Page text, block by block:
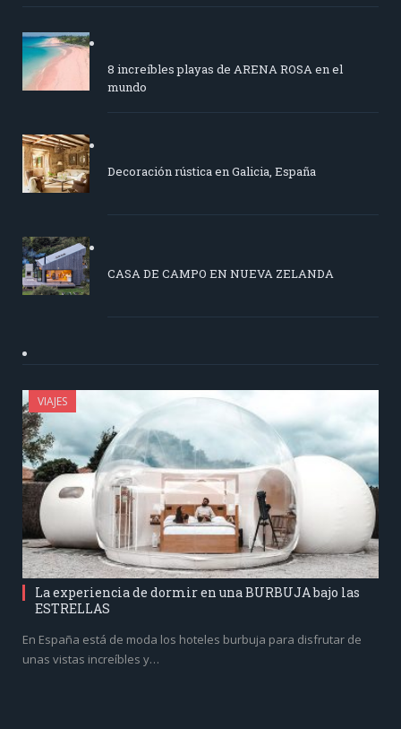
8 increíbles playas de ARENA ROSA en el
mundo
Decoración rústica en Galicia, España
CASA DE CAMPO EN NUEVA ZELANDA
VIAJES
La experiencia de dormir en una BURBUJA bajo las
ESTRELLAS
En España está de moda los hoteles burbuja para disfrutar de
unas vistas increíbles y…